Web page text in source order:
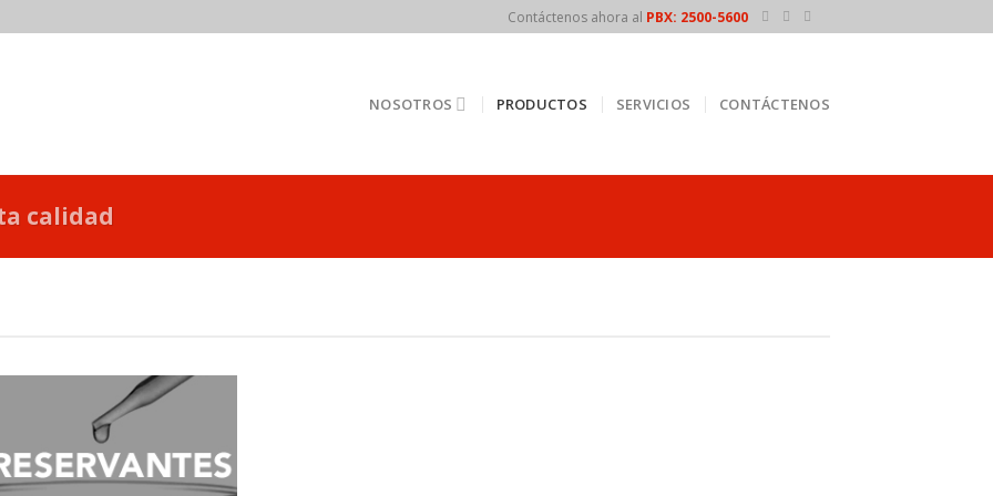
Contáctenos ahora al PBX: 2500-5600
NOSOTROS PRODUCTOS SERVICIOS CONTÁCTENOS
calidad